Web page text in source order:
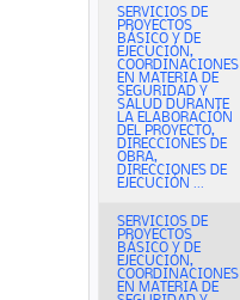
SERVICIOS DE
PROYECTOS
BÁSICO Y DE
EJECUCIÓN,
COORDINACIONES
EN MATERIA DE
SEGURIDAD Y
SALUD DURANTE
LA ELABORACIÓN
DEL PROYECTO,
DIRECCIONES DE
OBRA,
DIRECCIONES DE
EJECUCIÓN ...
SERVICIOS DE
PROYECTOS
BÁSICO Y DE
EJECUCIÓN,
COORDINACIONES
EN MATERIA DE